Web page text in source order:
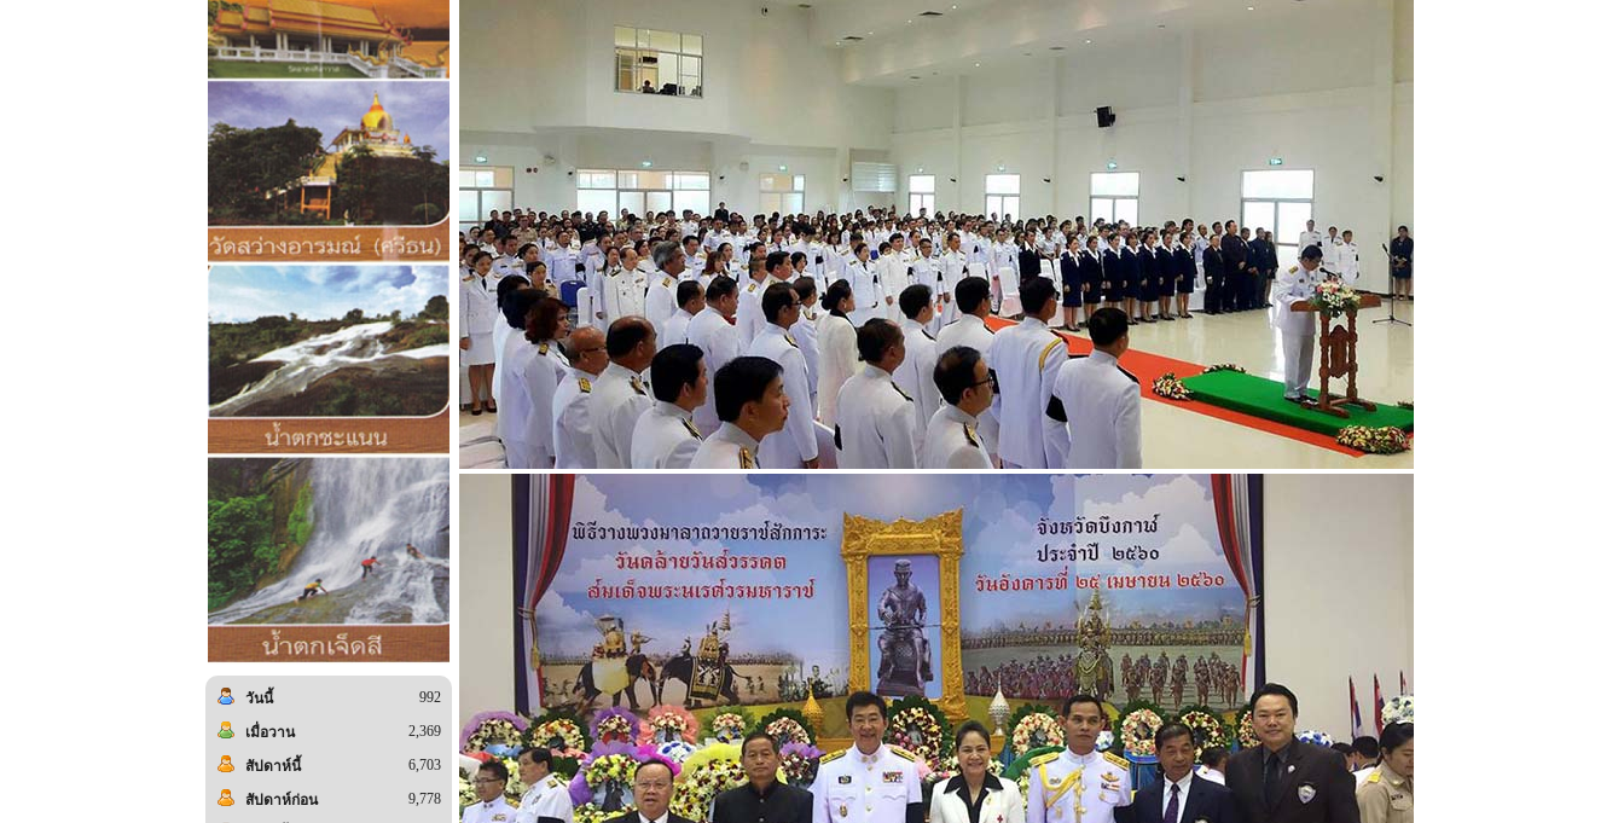
วันนี้ 992
เมื่อวาน 2,369
สัปดาห์นี้ 6,703
สัปดาห์ก่อน 9,778